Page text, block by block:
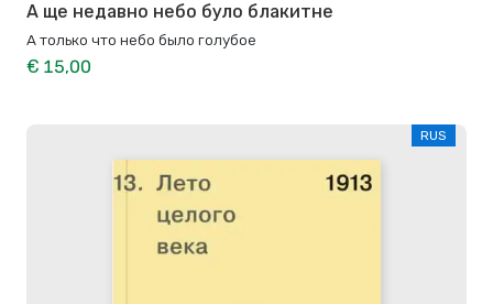
А ще недавно небо було блакитне
А только что небо было голубое
€ 15,00
RUS